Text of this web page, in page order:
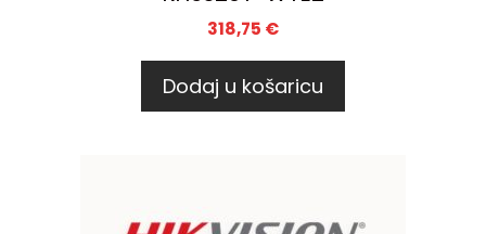
318,75 €
Dodaj u košaricu